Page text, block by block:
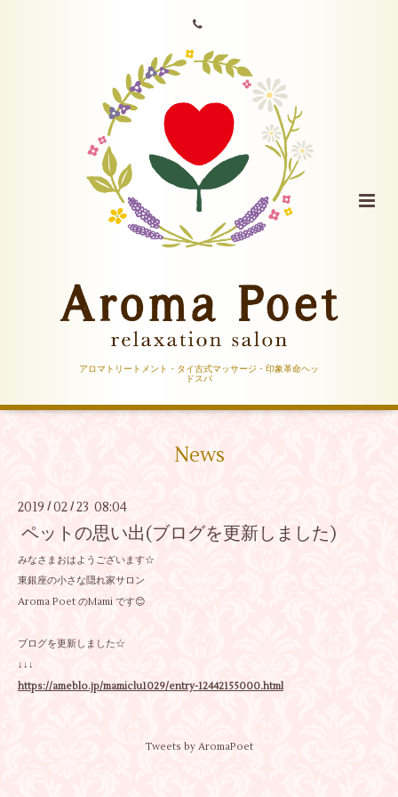
アロマトリートメント・タイ古式マッサージ・印象革命ヘッ
ドスパ
News
2019 /02 / 23 08:04
ペットの思い出(ブログを更新しました)
みなさまおはようございます☆
東銀座の小さな隠れ家サロン
Aroma Poet のMami です😊
ブログを更新しました☆
↓↓↓
https://ameblo.jp/mamiclu1029/entry-12442155000.html
Tweets by AromaPoet